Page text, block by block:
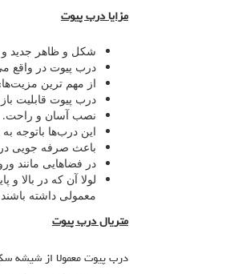
مزایا درب پیوت
شکل و ظاهر جدید و
درب پیوت در واقع
از مهم ترین مزیت‌های
درب پیوت قابلیت
نصب آسان و راحت.
این درب‌ها باتوجه
باعث صرفه جویی
در فضاهایی مانند
لولا آن که در
معمولی داشته
متریال درب پیوت
درب پیوت معمولا از شیشه